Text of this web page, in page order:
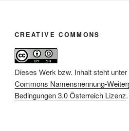
CREATIVE COMMONS
Dieses Werk bzw. Inhalt steht unter
Commons Namensnennung-
Bedingungen 3.0 Österreich Lizenz.